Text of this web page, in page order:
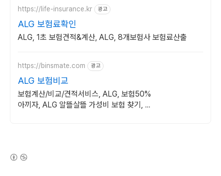
https://life-insurance.kr 광고
ALG 보험료확인
ALG, 1초 보험견적&계산, ALG, 8개보험사 보험료산출
https://binsmate.com 광고
ALG 보험비교
보험계산/비교/견적서비스, ALG, 보험50%
아끼자, ALG 알뜰살뜰 가성비 보험 찾기, 보